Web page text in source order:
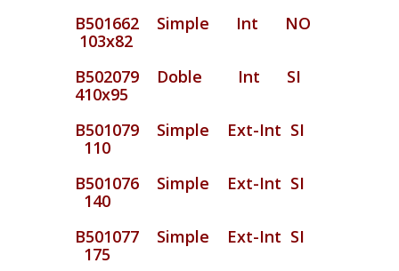
B501662 Simple Int NO
103x82
B502079 Doble Int SI
410x95
B501079 Simple Ext-Int SI
110
B501076 Simple Ext-Int SI
140
B501077 Simple Ext-Int SI
175